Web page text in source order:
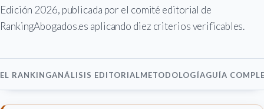
Edición 2026, publicada por el comité editorial de
RankingAbogados.es aplicando diez criterios verificables.
EL RANKINGANÁLISIS EDITORIALMETODOLOGÍAGUÍA